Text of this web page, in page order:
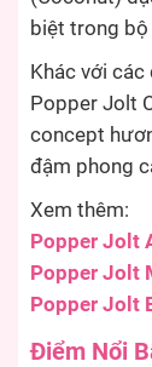
biệt trong bộ
Khác với
Popper Jolt
concept
đậm phong
Xem thêm:
Popper Jolt
Popper Jolt
Popper Jolt
Điểm Nổi